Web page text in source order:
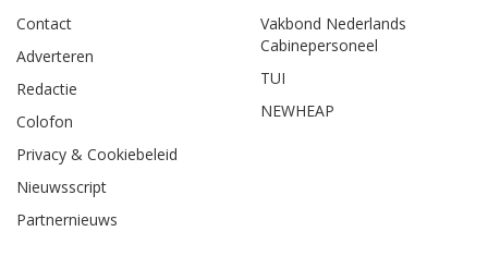
Contact
Adverteren
Redactie
Colofon
Privacy & Cookiebeleid
Nieuwsscript
Partnernieuws
Vakbond Nederlands
Cabinepersoneel
TUI
NEWHEAP